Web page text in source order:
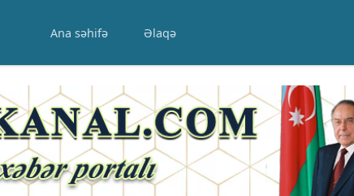
Ana səhifə Əlaqə